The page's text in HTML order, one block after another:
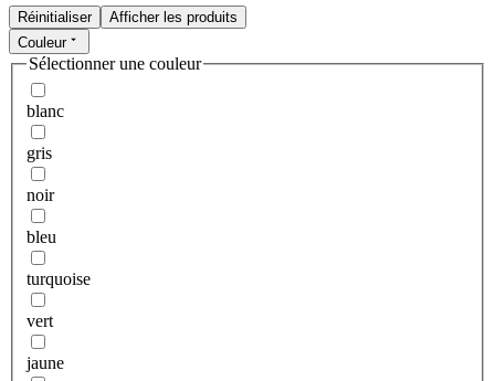
Réinitialiser
Afficher les produits
Couleur
Sélectionner une couleur
blanc
gris
noir
bleu
turquoise
vert
jaune